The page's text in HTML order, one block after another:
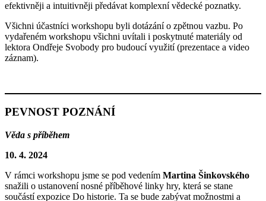
efektivněji a intuitivněji předávat komplexní vědecké poznatky.
Všichni účastníci workshopu byli dotázání o zpětnou vazbu. Po
vydařeném workshopu všichni uvítali i poskytnuté materiály od
lektora Ondřeje Svobody pro budoucí využití (prezentace a video
záznam).
PEVNOST POZNÁNÍ
Věda s příběhem
10. 4. 2024
V rámci workshopu jsme se pod vedením Martina Šinkovského
snažili o ustanovení nosné příběhové linky hry, která se stane
součástí expozice Do historie. Ta se bude zabývat možnostmi a